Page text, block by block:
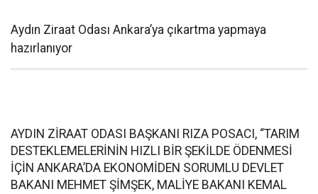
Aydın Ziraat Odası Ankara’ya çıkartma yapmaya
hazırlanıyor
AYDIN ZİRAAT ODASI BAŞKANI RIZA POSACI, “TARIM
DESTEKLEMELERİNİN HIZLI BİR ŞEKİLDE ÖDENMESİ
İÇİN ANKARA’DA EKONOMİDEN SORUMLU DEVLET
BAKANI MEHMET ŞİMŞEK, MALİYE BAKANI KEMAL